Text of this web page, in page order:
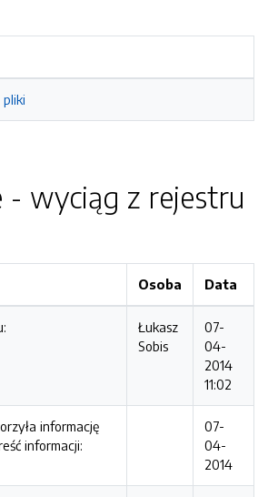
- wyciąg z rejestru
Osoba Data
Łukasz
Sobis
07-
04-
2014
11:02
informację
informacji:
07-
04-
2014